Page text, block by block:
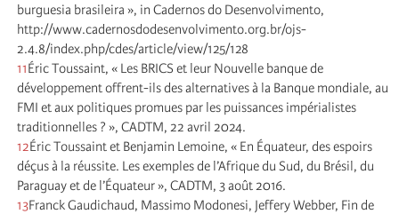
burguesia brasileira », in Cadernos do Desenvolvimento,
http://www.cadernosdodesenvolvimento.org.br/ojs-
2.4.8/index.php/cdes/article/view/125/128
11Éric Toussaint, « Les BRICS et leur Nouvelle banque de
développement offrent-ils des alternatives à la Banque mondiale, au
FMI et aux politiques promues par les puissances impérialistes
traditionnelles ? », CADTM, 22 avril 2024.
12Éric Toussaint et Benjamin Lemoine, « En Équateur, des espoirs
déçus à la réussite. Les exemples de l’Afrique du Sud, du Brésil, du
Paraguay et de l’Équateur », CADTM, 3 août 2016.
13Franck Gaudichaud, Massimo Modonesi, Jeffery Webber, Fin de